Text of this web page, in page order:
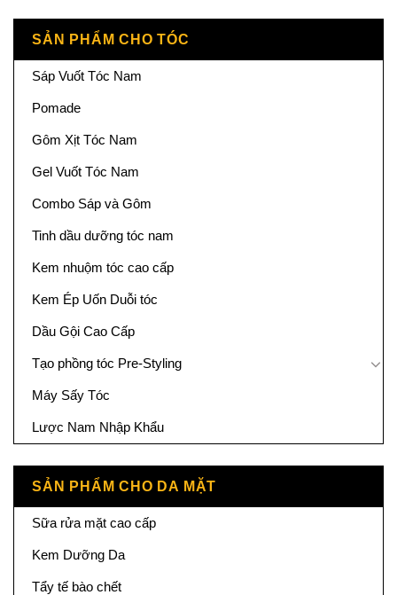
SẢN PHẨM CHO TÓC
Sáp Vuốt Tóc Nam
Pomade
Gôm Xịt Tóc Nam
Gel Vuốt Tóc Nam
Combo Sáp và Gôm
Tinh dầu dưỡng tóc nam
Kem nhuộm tóc cao cấp
Kem Ép Uốn Duỗi tóc
Dầu Gội Cao Cấp
Tạo phồng tóc Pre-Styling
Máy Sấy Tóc
Lược Nam Nhập Khẩu
SẢN PHẨM CHO DA MẶT
Sữa rửa mặt cao cấp
Kem Dưỡng Da
Tẩy tế bào chết